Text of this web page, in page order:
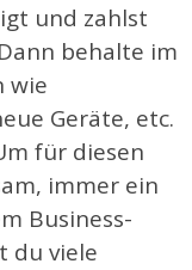
und zahlst
behalte im
wie
Geräte, etc.
für diesen
immer ein
Business-
du viele